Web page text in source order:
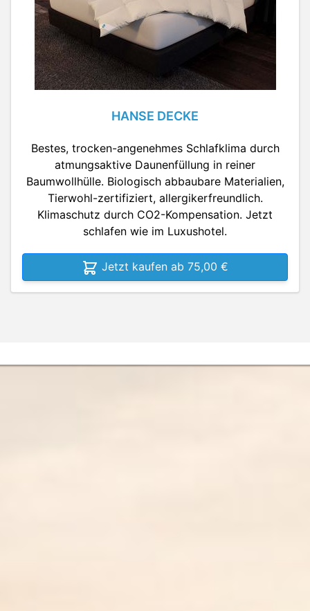
HANSE DECKE
Bestes, trocken-angenehmes Schlafklima durch
atmungsaktive Daunenfüllung in reiner
Baumwollhülle. Biologisch abbaubare Materialien,
Tierwohl-zertifiziert, allergikerfreundlich.
Klimaschutz durch CO2-Kompensation. Jetzt
schlafen wie im Luxushotel.
Jetzt kaufen ab 75,00 €